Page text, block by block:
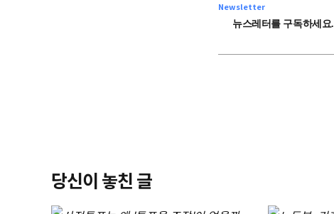
Newsletter
뉴스레터를 구독하세요.
당신이 놓친 글